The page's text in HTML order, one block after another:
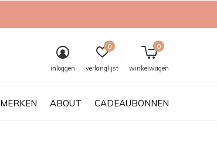
MERKEN ABOUT CADEAUBONNEN
inloggen verlanglijst
0
winkelwagen
0